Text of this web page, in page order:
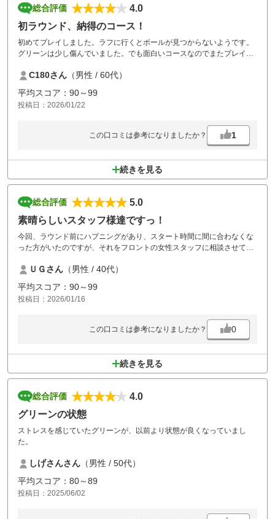
総合評価
4.0
初ラウンド、納得のコース！
初めてプレイしました。ラフに行くとボールが見つからないようです。
グリーンは少し傷んでいました。でも面白いコースなのでまたプレイし
C180さん （男性 / 60代）
平均スコア：90～99
投稿日：2026/01/22
この口コミは参考になりましたか？ 1
続きを見る
総合評価
5.0
素晴らしいスタッフ様達ですっ！
今回、ラウンド前にハプニングがあり、スタート時間に間に合わなくな
った方がいたのですが、それをフロントの女性スタッフに相談させてい
してラウンドさせていただけました。その対応がとても気持ちいいもの
で、ご丁寧に対応していただけました。本当にありがたかったです。
その嬉しさとは真逆で、コースセッティングは素晴らしく、かつ難しい
ゴルフ場なので、またリベンジもかねてラウンドしたいゴルフ場です。
ＵＧさん （男性 / 40代）
平均スコア：90～99
投稿日：2026/01/16
この口コミは参考になりましたか？ 0
続きを見る
総合評価
4.0
グリーンの状態
ストレスを感じていたグリーンが、以前より状態が良くなっていまし
た。
しげさんさん （男性 / 50代）
平均スコア：80～89
投稿日：2025/06/02